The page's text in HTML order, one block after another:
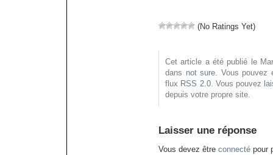
(No Ratings Yet)
Cet article a été publié le
dans not sure. Vous pouvez
flux RSS 2.0. Vous pouvez
depuis votre propre site.
Laisser une réponse
Vous devez être connecté pour